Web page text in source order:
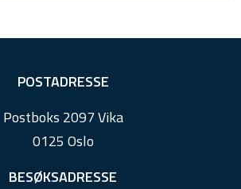
POSTADRESSE
Postboks 2097 Vika
0125 Oslo
BESØKSADRESSE